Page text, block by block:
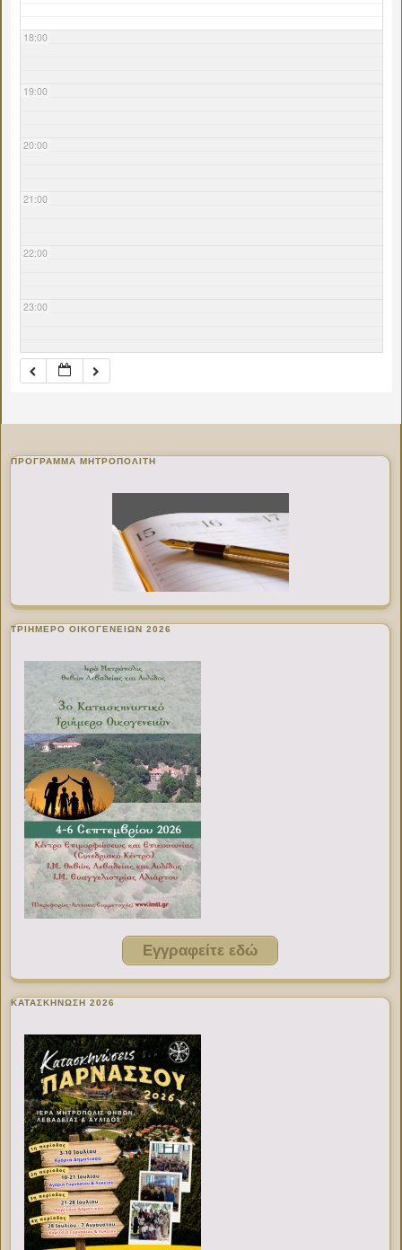
18:00
19:00
20:00
21:00
22:00
23:00
ΠΡΌΓΡΑΜΜΑ ΜΗΤΡΟΠΟΛΊΤΗ
ΤΡΙΗΜΕΡΟ ΟΙΚΟΓΕΝΕΙΩΝ 2026
Εγγραφείτε εδώ
ΚΑΤΑΣΚΗΝΩΣΗ 2026